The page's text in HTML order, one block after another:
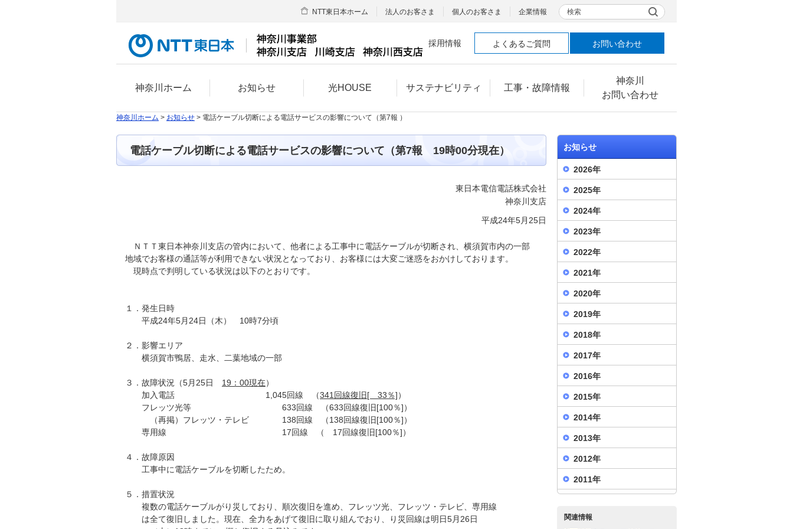
神奈川ホーム お知らせ 光HOUSE サステナビリティ 工事・故障情報
神奈川
お問い合わせ
NTT東日本ホーム 法人のお客さま 個人のお客さま 企業情報 検索
採用情報 よくあるご質問 お問い合わせ
神奈川ホーム > お知らせ > 電話ケーブル切断による電話サービスの影響について（第7報 ）
電話ケーブル切断による電話サービスの影響について（第7報 19時00分現在）
東日本電信電話株式会社
神奈川支店
平成24年5月25日
ＮＴＴ東日本神奈川支店の管内において、他者による工事中に電話ケーブルが切断され、横須賀市内の一部
地域でお客様の通話等が利用できない状況となっており、お客様には大変ご迷惑をおかけしております。
現時点で判明している状況は以下のとおりです。
１．発生日時
平成24年5月24日（木） 10時7分頃
２．影響エリア
横須賀市鴨居、走水、二葉地域の一部
３．故障状況（5月25日 19：00現在）
加入電話 1,045回線 （341回線復旧[ 33％]）
フレッツ光等 633回線 （633回線復旧[100％]）
（再掲）フレッツ・テレビ 138回線 （138回線復旧[100％]）
専用線 17回線 （ 17回線復旧[100％]）
４．故障原因
工事中に電話ケーブルを切断したため。
５．措置状況
複数の電話ケーブルがり災しており、順次復旧を進め、フレッツ光、フレッツ・テレビ、専用線
は全て復旧しました。現在、全力をあげて復旧に取り組んでおり、り災回線は明日5月26日
お知らせ
2026年
2025年
2024年
2023年
2022年
2021年
2020年
2019年
2018年
2017年
2016年
2015年
2014年
2013年
2012年
2011年
関連情報